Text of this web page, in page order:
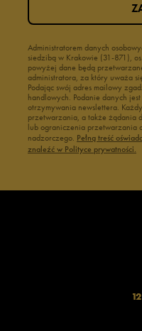
Administratorem danych
siedzibą w Krakowie (31-871),
powyżej dane będą
administratora, za który uważa
Podając swój adres mailowy
handlowych. Podanie danych
otrzymywania newslettera.
przetwarzania, a także żądania
lub ograniczenia przetwarzania
nadzorczego. Pełną treść
znaleźć w Polityce prywatności.